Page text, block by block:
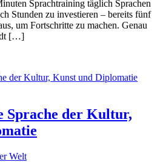
Sprachtraining täglich Sprachen
Stunden zu investieren – bereits fünf
um Fortschritte zu machen. Genau
[…]
Sprache der Kultur,
Welt